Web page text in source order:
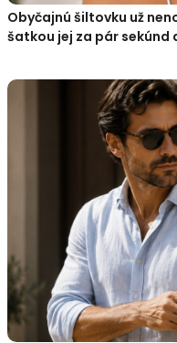
Obyčajnú šiltovku už
šatkou jej za pár sekúnd